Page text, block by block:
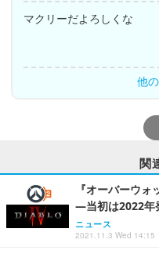
マクリーだよろしくな
他
関
『オーバーウ
―当初は2022年
ニュース
2021.11.3 Wed 14:15